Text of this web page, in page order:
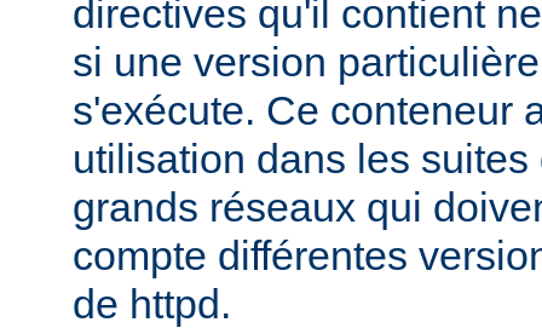
directives qu'il contient
si une version
s'exécute. Ce conteneur
utilisation dans les
grands réseaux qui
compte différentes
de httpd.